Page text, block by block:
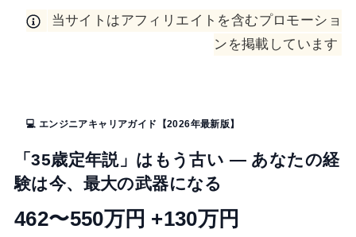
当サイトはアフィリエイトを含むプロモーショ
ンを掲載しています
💻 エンジニアキャリアガイド【2026年最新版】
「35歳定年説」はもう古い ― あなたの経
験は今、最大の武器になる
462〜550万円 +130万円